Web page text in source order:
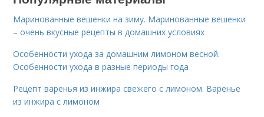
Маринованные вешенки на зиму. Маринованные вешенки
– очень вкусные рецепты в домашних условиях
Особенности ухода за домашним лимоном весной.
Особенности ухода в разные периоды года
Рецепт варенья из инжира свежего с лимоном. Варенье
из инжира с лимоном